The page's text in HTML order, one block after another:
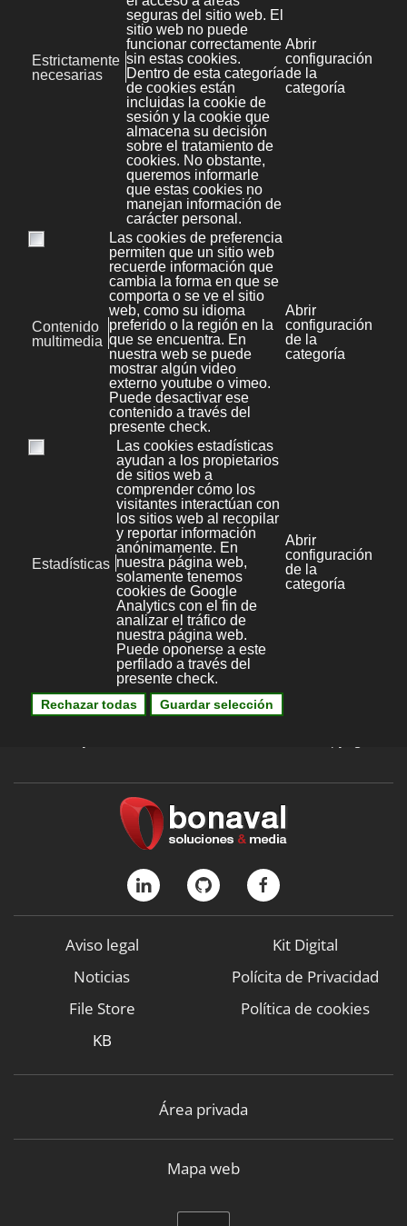
Redes Sociales 3
Sistemas
Bases de datos 0
Debian
Servidor web 5
Sistemas Operativos 1
Windows
Bonaval Multimedia S.L.
Avenida Florida 9, 2º Ofic.4
Vigo 36.210
(Pontevedra, Galicia, España)
+34 986 447 532
Aviso legal
Noticias
File Store
KB
Kit Digital
Polícita de Privacidad
Política de cookies
Área privada
Mapa web